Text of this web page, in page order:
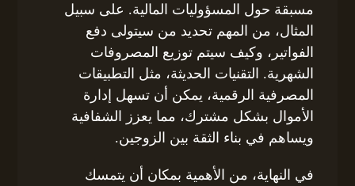
مسبقة حول المسؤوليات المالية. على سبيل
المثال، من المهم تحديد من سيتولى دفع
الفواتير، وكيف سيتم توزيع المصروفات
الشهرية. التقنيات الحديثة، مثل التطبيقات
المصرفية الرقمية، يمكن أن تسهل إدارة
الأموال بشكل مشترك، مما يعزز الشفافية
ويساهم في بناء الثقة بين الزوجين.
في النهاية، من الأهمية بمكان أن يتمسك